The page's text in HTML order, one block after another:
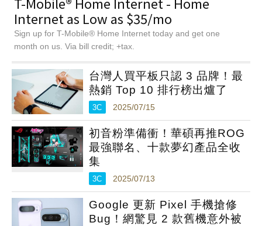
台灣人買平板只認 3 品牌！最
熱銷 Top 10 排行榜出爐了
3C 2025/07/15
初音粉準備衝！華碩再推ROG
最強聯名、十款夢幻產品全收
集
3C 2025/07/13
Google 更新 Pixel 手機搶修
Bug！網驚見 2 款舊機意外被